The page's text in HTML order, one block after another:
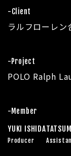
-Client
ラルフローレン
-Project
POLO Ralph
-Member
YUKI ISHIDA
Producer